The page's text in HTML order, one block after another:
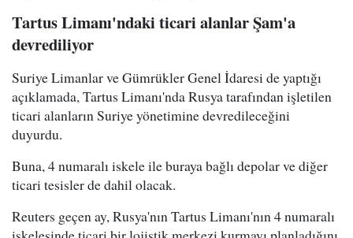
Tartus Limanı'ndaki ticari alanlar Şam'a
devrediliyor
Suriye Limanlar ve Gümrükler Genel İdaresi de yaptığı
açıklamada, Tartus Limanı'nda Rusya tarafından işletilen
ticari alanların Suriye yönetimine devredileceğini
duyurdu.
Buna, 4 numaralı iskele ile buraya bağlı depolar ve diğer
ticari tesisler de dahil olacak.
Reuters geçen ay, Rusya'nın Tartus Limanı'nın 4 numaralı